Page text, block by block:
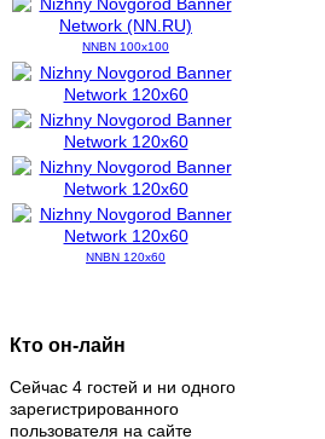
NNBN 100x100
NNBN 120x60
Кто он-лайн
Сейчас 4 гостей и ни одного
зарегистрированного
пользователя на сайте